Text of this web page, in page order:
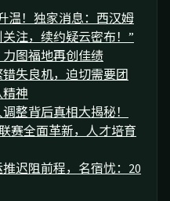
温！独家消息：西汉姆
注，续约疑云密布！”
图福地再创佳绩
失良机，迫切需要团
神
整背后真相大揭秘！
赛全面革新，人才培育
迟阻前程，名宿忧：20